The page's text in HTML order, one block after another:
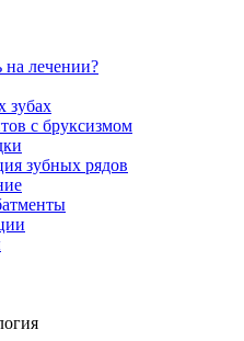
на лечении?
зубах
с бруксизмом
зубных рядов